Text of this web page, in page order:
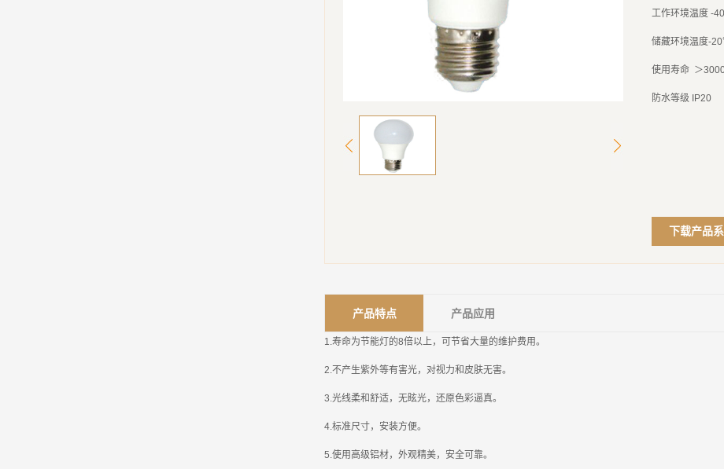
工作环境温度-40
储藏环境温度-20
使用寿命 ＞
防水等级 IP20
下载产品
产品特点 产品应用
1.寿命为节能灯的8倍以上，可节省大量的维护费用。
2.不产生紫外等有害光，对视力和皮肤无害。
3.光线柔和舒适，无眩光，还原色彩逼真。
4.标准尺寸，安装方便。
5.使用高级铝材，外观精美，安全可靠。